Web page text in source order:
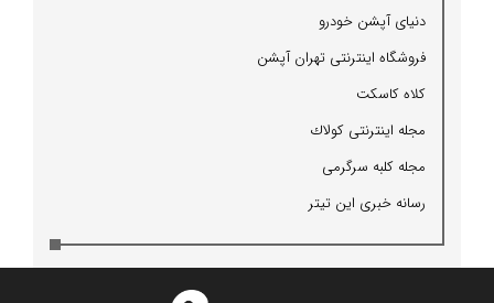
دنیای آپشن خودرو
فروشگاه اینترنتی تهران آپشن
كلاه كاسكت
مجله اینترنتی كولاك
مجله كلبه سرگرمی
رسانه خبری این تیتر